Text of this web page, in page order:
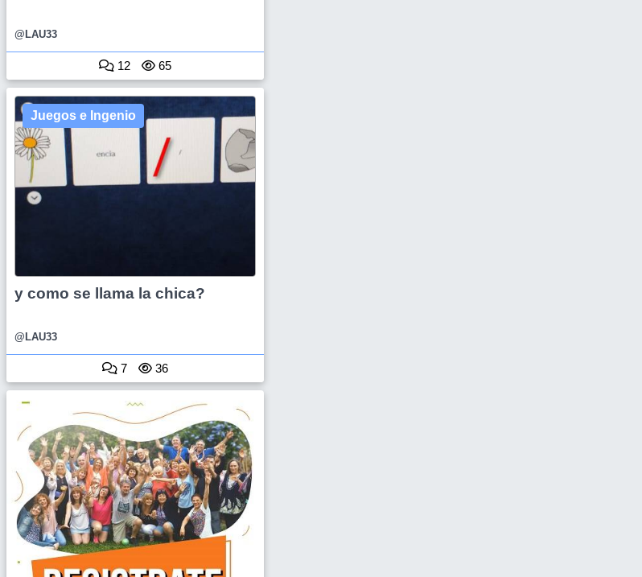
@LAU33
12 65
Juegos e Ingenio
y como se llama la chica?
@LAU33
7 36